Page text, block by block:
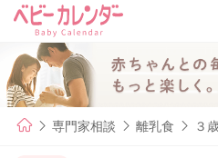
専門家相談 離乳食 ３